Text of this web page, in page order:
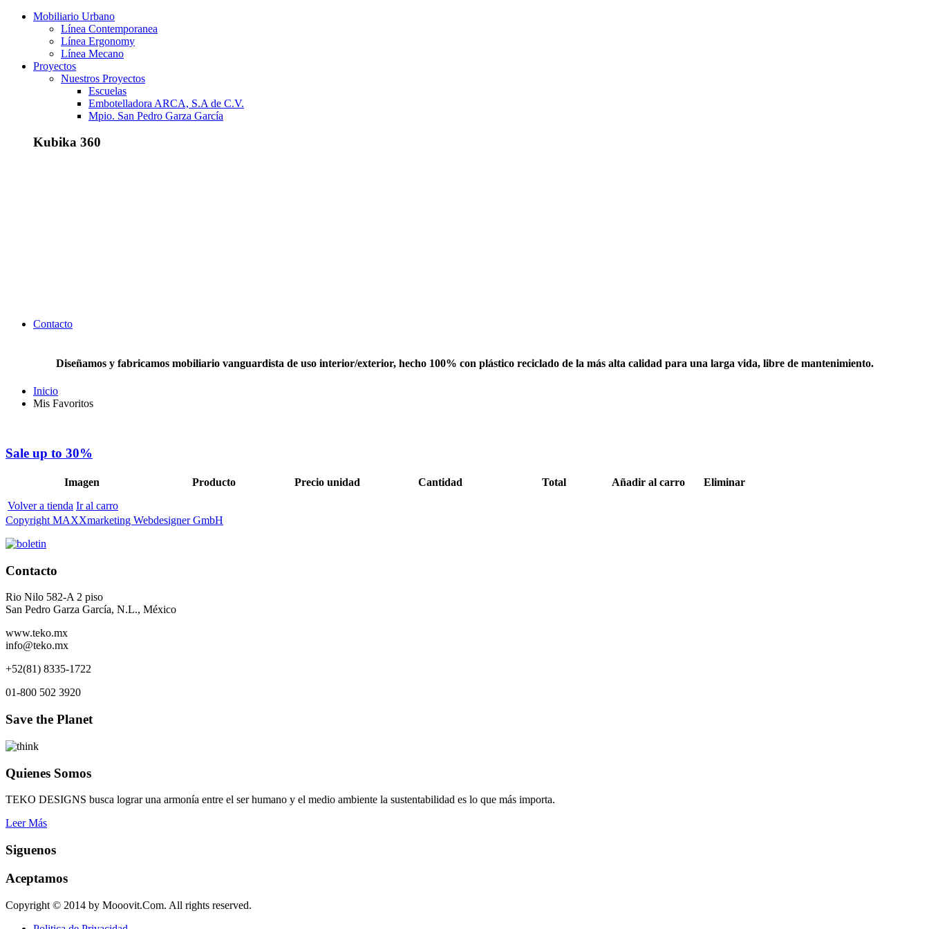
Mobiliario Urbano
Línea Contemporanea
Línea Ergonomy
Línea Mecano
Proyectos
Nuestros Proyectos
Escuelas
Embotelladora ARCA, S.A de C.V.
Mpio. San Pedro Garza García
Kubika 360
Contacto
Diseñamos y fabricamos mobiliario vanguardista de uso interior/exterior, hecho 100% con plástico reciclado de la más alta calidad para una larga vida, libre de mantenimiento.
Inicio
Mis Favoritos
Sale up to 30%
Imagen Producto Precio unidad Cantidad Total Añadir al carro
Eliminar
Volver a tienda Ir al carro
Copyright MAXXmarketing Webdesigner GmbH
Contacto
Rio Nilo 582-A 2 piso
San Pedro Garza García, N.L., México
www.teko.mx
info@teko.mx
+52(81) 8335-1722
01-800 502 3920
Save the Planet
Quienes Somos
TEKO DESIGNS busca lograr una armonía entre el ser humano y el medio ambiente la sustentabilidad es lo que más importa.
Leer Más
Siguenos
Aceptamos
Copyright © 2014 by Mooovit.Com. All rights reserved.